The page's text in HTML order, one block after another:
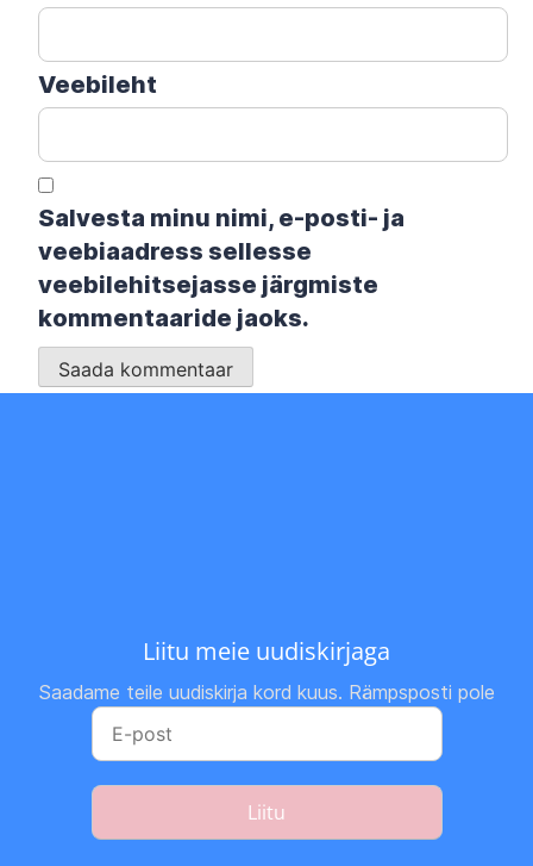
Veebileht
Salvesta minu nimi, e-posti- ja
veebiaadress sellesse
veebilehitsejasse järgmiste
kommentaaride jaoks.
Liitu meie uudiskirjaga
Saadame teile uudiskirja kord kuus. Rämpsposti pole
Liitu